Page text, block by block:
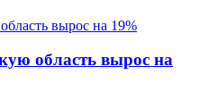
область вырос на